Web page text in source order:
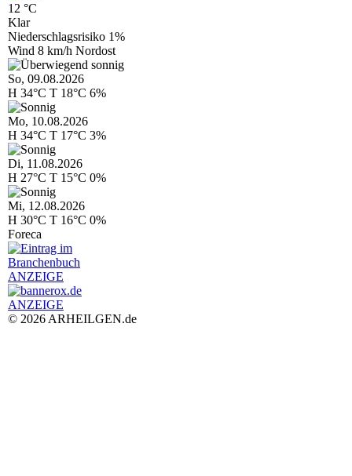
12 °C
Klar
Niederschlagsrisiko 1%
Wind 8 km/h Nordost
So, 09.08.2026
H 34°C T 18°C 6%
Mo, 10.08.2026
H 34°C T 17°C 3%
Di, 11.08.2026
H 27°C T 15°C 0%
Mi, 12.08.2026
H 30°C T 16°C 0%
Foreca
ANZEIGE
ANZEIGE
© 2026 ARHEILGEN.de